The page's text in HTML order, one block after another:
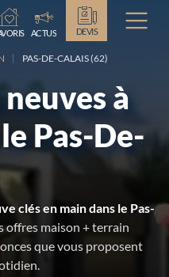
Chargement...
ACTUS DEVIS
PAS-DE-CALAIS (62)
à
Pas-De-
clés en main dans le Pas-
offres maison + terrain
que vous proposent